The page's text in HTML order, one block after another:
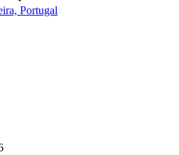
Portugal